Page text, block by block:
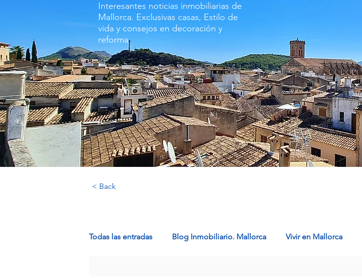
Interesantes noticias inmobiliarias de
Mallorca. Exclusivas casas, Estilo de
vida y consejos en decoración y
reforma
< Back
Todas las entradas Blog Inmobiliario. Mallorca Vivir en Mallorca